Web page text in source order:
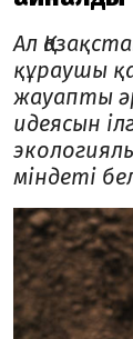
Ал
құраушы
жауапты
идеясын
міндеті